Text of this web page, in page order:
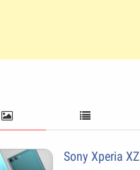
Sony Xperia XZ